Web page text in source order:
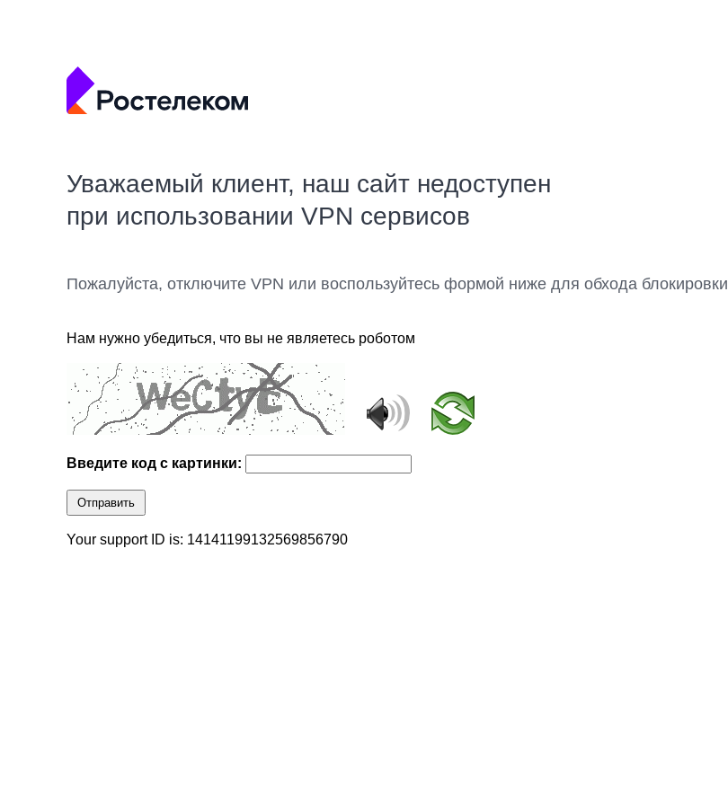
Уважаемый клиент, наш сайт недоступен
при использовании VPN сервисов
Пожалуйста, отключите VPN или воспользуйтесь формой ниже для обхода блокировки
Нам нужно убедиться, что вы не являетесь роботом
Введите код с картинки:
Отправить
Your support ID is: 14141199132569856790